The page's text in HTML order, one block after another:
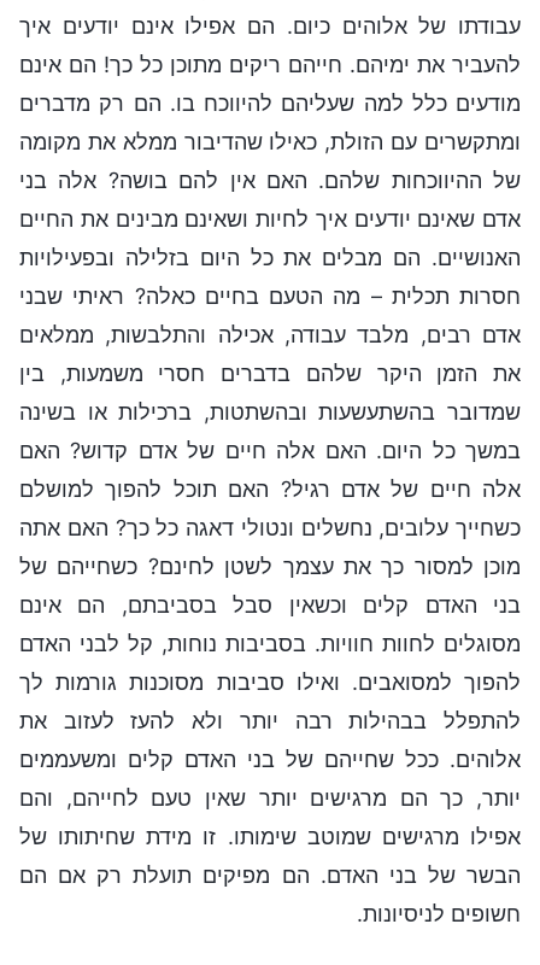
עבודתו של אלוהים כיום. הם אפילו אינם יודעים איך
להעביר את ימיהם. חייהם ריקים מתוכן כל כך! הם אינם
מודעים כלל למה שעליהם להיווכח בו. הם רק מדברים
ומתקשרים עם הזולת, כאילו שהדיבור ממלא את מקומה
של ההיווכחות שלהם. האם אין להם בושה? אלה בני
אדם שאינם יודעים איך לחיות ושאינם מבינים את החיים
האנושיים. הם מבלים את כל היום בזלילה ובפעילויות
חסרות תכלית – מה הטעם בחיים כאלה? ראיתי שבני
אדם רבים, מלבד עבודה, אכילה והתלבשות, ממלאים
את הזמן היקר שלהם בדברים חסרי משמעות, בין
שמדובר בהשתעשעות ובהשתטות, ברכילות או בשינה
במשך כל היום. האם אלה חיים של אדם קדוש? האם
אלה חיים של אדם רגיל? האם תוכל להפוך למושלם
כשחייך עלובים, נחשלים ונטולי דאגה כל כך? האם אתה
מוכן למסור כך את עצמך לשטן לחינם? כשחייהם של
בני האדם קלים וכשאין סבל בסביבתם, הם אינם
מסוגלים לחוות חוויות. בסביבות נוחות, קל לבני האדם
להפוך למסואבים. ואילו סביבות מסוכנות גורמות לך
להתפלל בבהילות רבה יותר ולא להעז לעזוב את
אלוהים. ככל שחייהם של בני האדם קלים ומשעממים
יותר, כך הם מרגישים יותר שאין טעם לחייהם, והם
אפילו מרגישים שמוטב שימותו. זו מידת שחיתותו של
הבשר של בני האדם. הם מפיקים תועלת רק אם הם
חשופים לניסיונות.